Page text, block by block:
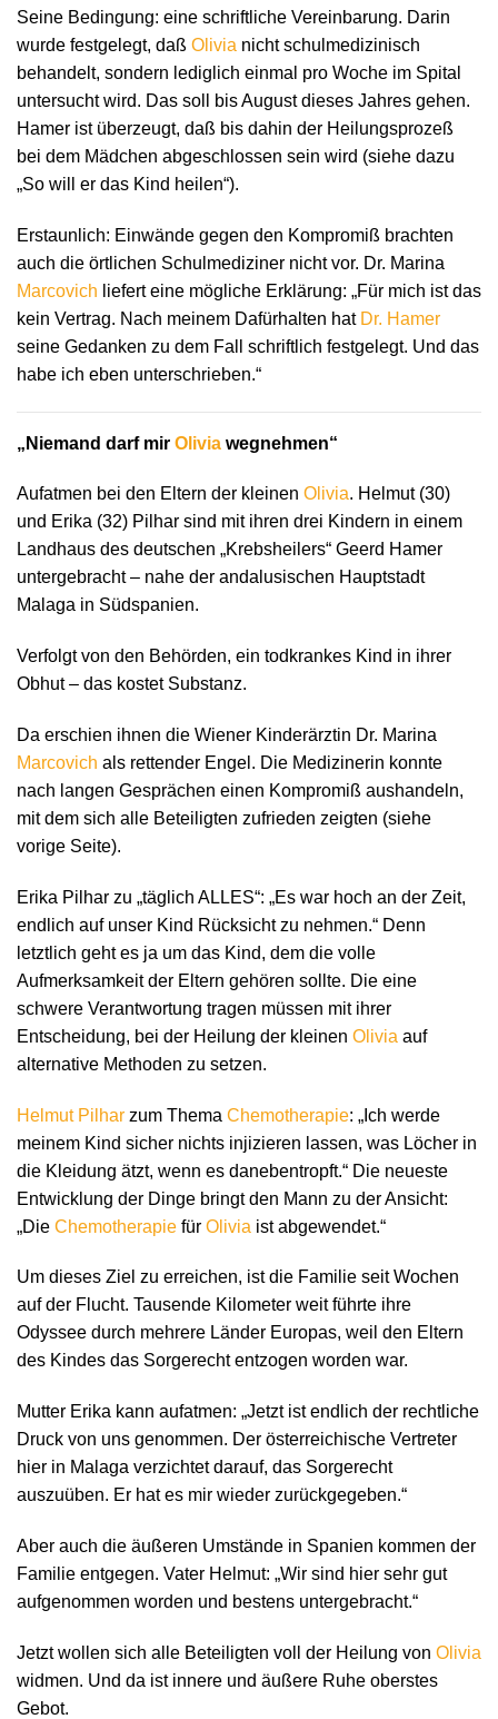
Seine Bedingung: eine schriftliche Vereinbarung. Darin
wurde festgelegt, daß Olivia nicht schulmedizinisch
behandelt, sondern lediglich einmal pro Woche im Spital
untersucht wird. Das soll bis August dieses Jahres gehen.
Hamer ist überzeugt, daß bis dahin der Heilungsprozeß
bei dem Mädchen abgeschlossen sein wird (siehe dazu
„So will er das Kind heilen“).
Erstaunlich: Einwände gegen den Kompromiß brachten
auch die örtlichen Schulmediziner nicht vor. Dr. Marina
Marcovich liefert eine mögliche Erklärung: „Für mich ist das
kein Vertrag. Nach meinem Dafürhalten hat Dr. Hamer
seine Gedanken zu dem Fall schriftlich festgelegt. Und das
habe ich eben unterschrieben.“
„Niemand darf mir Olivia wegnehmen“
Aufatmen bei den Eltern der kleinen Olivia. Helmut (30)
und Erika (32) Pilhar sind mit ihren drei Kindern in einem
Landhaus des deutschen „Krebsheilers“ Geerd Hamer
untergebracht – nahe der andalusischen Hauptstadt
Malaga in Südspanien.
Verfolgt von den Behörden, ein todkrankes Kind in ihrer
Obhut – das kostet Substanz.
Da erschien ihnen die Wiener Kinderärztin Dr. Marina
Marcovich als rettender Engel. Die Medizinerin konnte
nach langen Gesprächen einen Kompromiß aushandeln,
mit dem sich alle Beteiligten zufrieden zeigten (siehe
vorige Seite).
Erika Pilhar zu „täglich ALLES“: „Es war hoch an der Zeit,
endlich auf unser Kind Rücksicht zu nehmen.“ Denn
letztlich geht es ja um das Kind, dem die volle
Aufmerksamkeit der Eltern gehören sollte. Die eine
schwere Verantwortung tragen müssen mit ihrer
Entscheidung, bei der Heilung der kleinen Olivia auf
alternative Methoden zu setzen.
Helmut Pilhar zum Thema Chemotherapie: „Ich werde
meinem Kind sicher nichts injizieren lassen, was Löcher in
die Kleidung ätzt, wenn es danebentropft.“ Die neueste
Entwicklung der Dinge bringt den Mann zu der Ansicht:
„Die Chemotherapie für Olivia ist abgewendet.“
Um dieses Ziel zu erreichen, ist die Familie seit Wochen
auf der Flucht. Tausende Kilometer weit führte ihre
Odyssee durch mehrere Länder Europas, weil den Eltern
des Kindes das Sorgerecht entzogen worden war.
Mutter Erika kann aufatmen: „Jetzt ist endlich der rechtliche
Druck von uns genommen. Der österreichische Vertreter
hier in Malaga verzichtet darauf, das Sorgerecht
auszuüben. Er hat es mir wieder zurückgegeben.“
Aber auch die äußeren Umstände in Spanien kommen der
Familie entgegen. Vater Helmut: „Wir sind hier sehr gut
aufgenommen worden und bestens untergebracht.“
Jetzt wollen sich alle Beteiligten voll der Heilung von Olivia
widmen. Und da ist innere und äußere Ruhe oberstes
Gebot.